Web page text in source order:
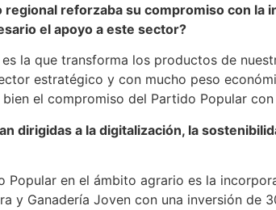
reforzaba su compromiso con la
el apoyo a este sector?
la que transforma los productos de
estratégico y con mucho peso
el compromiso del Partido Popular
dirigidas a la digitalización, la
Popular en el ámbito agrario es la
y Ganadería Joven con una inversión de